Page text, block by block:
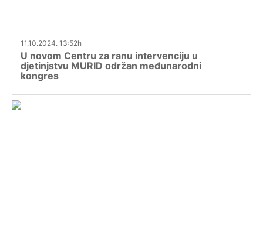
11.10.2024. 13:52h
U novom Centru za ranu intervenciju u
djetinjstvu MURID održan međunarodni
kongres